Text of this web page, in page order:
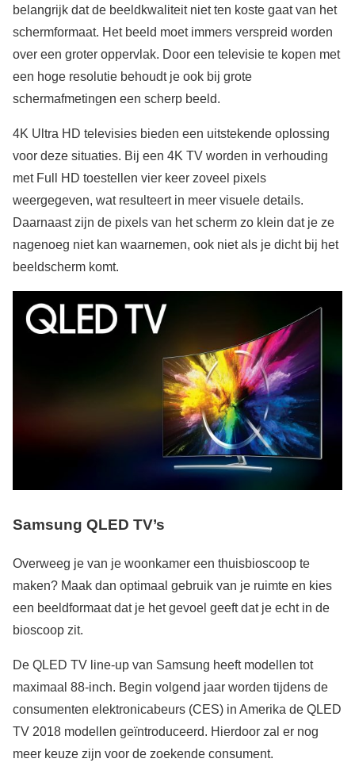
belangrijk dat de beeldkwaliteit niet ten koste gaat van het
schermformaat. Het beeld moet immers verspreid worden
over een groter oppervlak. Door een televisie te kopen met
een hoge resolutie behoudt je ook bij grote
schermafmetingen een scherp beeld.
4K Ultra HD televisies bieden een uitstekende oplossing
voor deze situaties. Bij een 4K TV worden in verhouding
met Full HD toestellen vier keer zoveel pixels
weergegeven, wat resulteert in meer visuele details.
Daarnaast zijn de pixels van het scherm zo klein dat je ze
nagenoeg niet kan waarnemen, ook niet als je dicht bij het
beeldscherm komt.
Samsung QLED TV’s
Overweeg je van je woonkamer een thuisbioscoop te
maken? Maak dan optimaal gebruik van je ruimte en kies
een beeldformaat dat je het gevoel geeft dat je echt in de
bioscoop zit.
De QLED TV line-up van Samsung heeft modellen tot
maximaal 88-inch. Begin volgend jaar worden tijdens de
consumenten elektronicabeurs (CES) in Amerika de QLED
TV 2018 modellen geïntroduceerd. Hierdoor zal er nog
meer keuze zijn voor de zoekende consument.